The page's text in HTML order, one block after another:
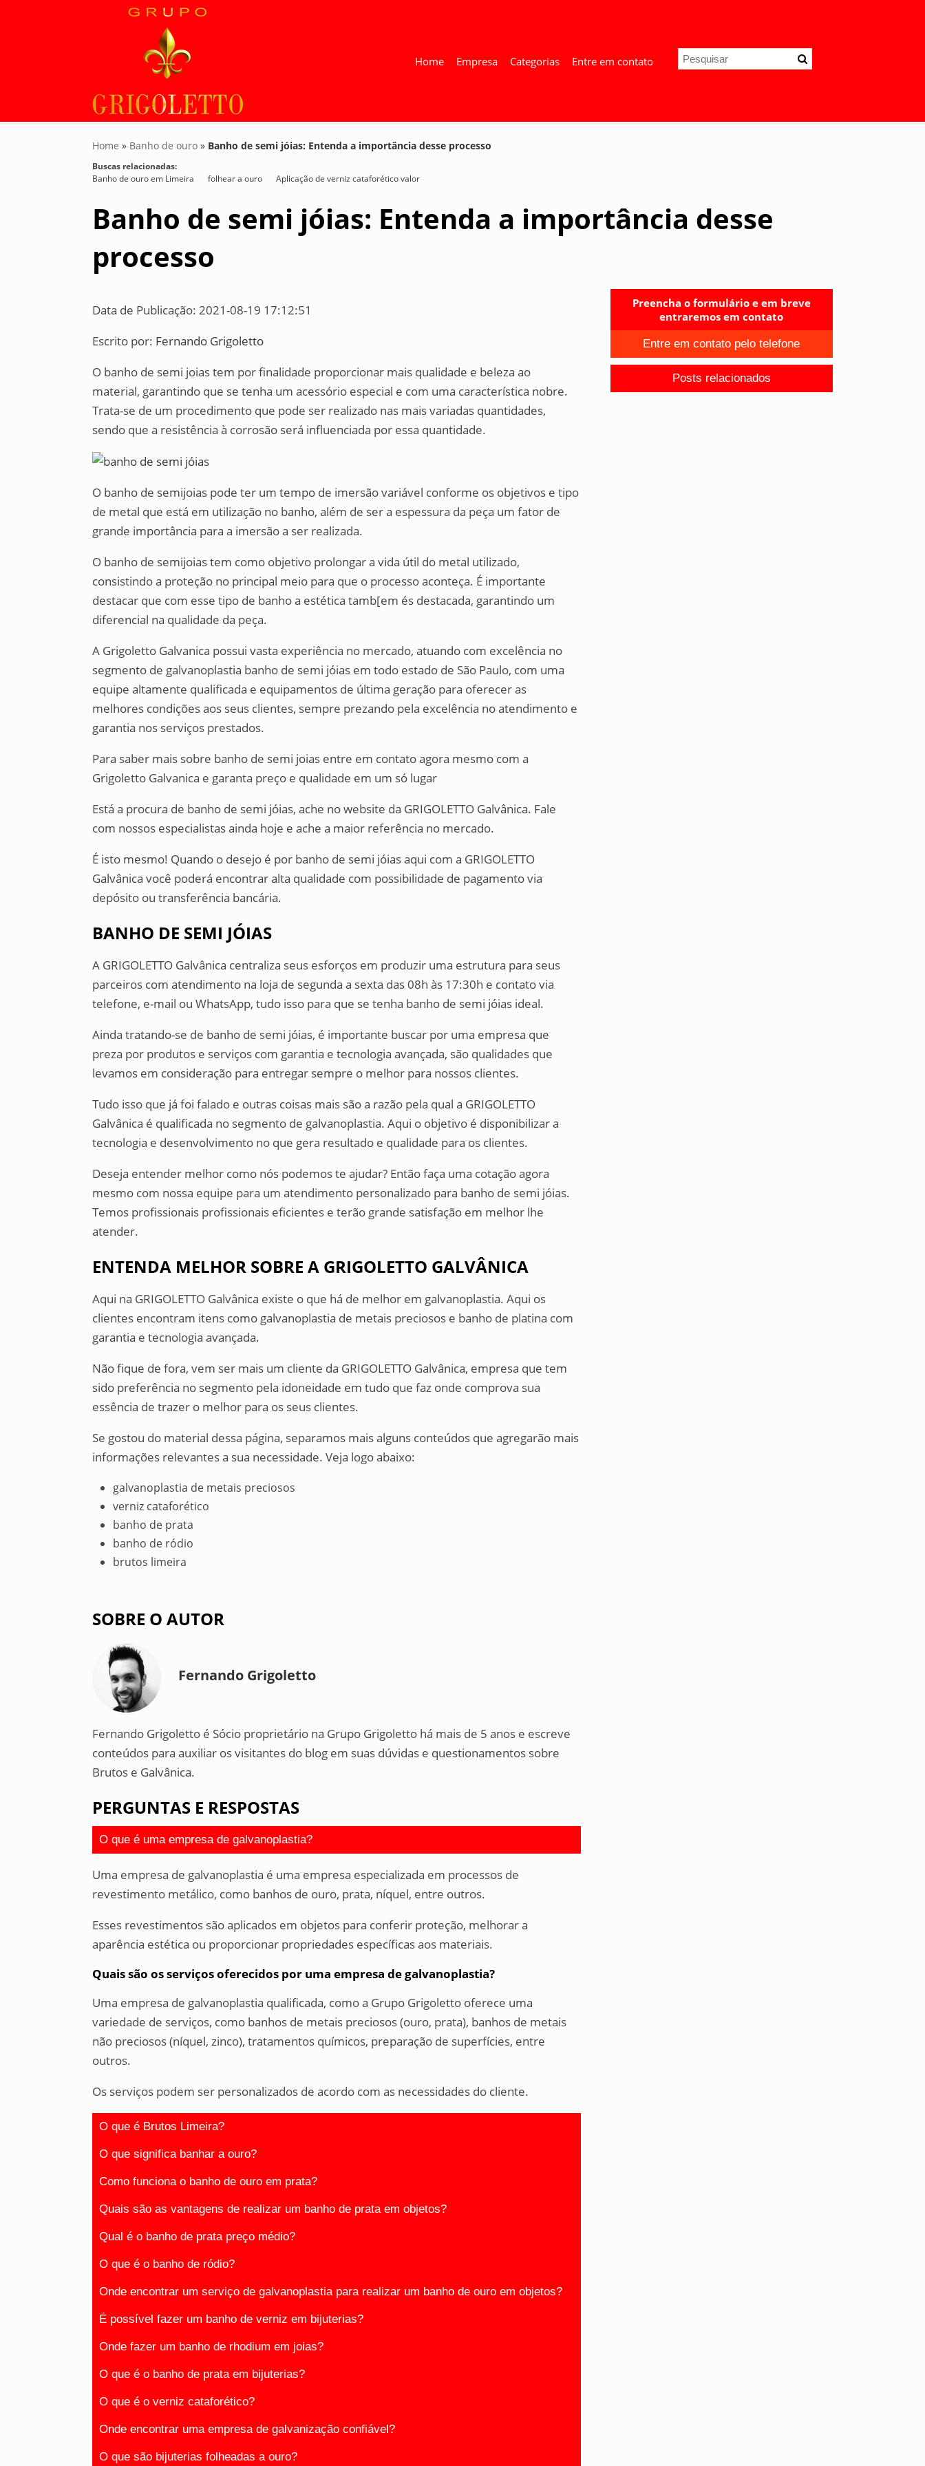
Home Empresa Categorias Entre em contato
Home » Banho de ouro » Banho de semi jóias: Entenda a importância desse processo
Buscas relacionadas:
Banho de ouro em Limeira
folhear a ouro Aplicação de verniz cataforético valor
Banho de semi jóias: Entenda a importância desse
processo
Data de Publicação: 2021-08-19 17:12:51
Escrito por: Fernando Grigoletto
O banho de semi joias tem por finalidade proporcionar mais qualidade e beleza ao
material, garantindo que se tenha um acessório especial e com uma característica nobre.
Trata-se de um procedimento que pode ser realizado nas mais variadas quantidades,
sendo que a resistência à corrosão será influenciada por essa quantidade.
O banho de semijoias pode ter um tempo de imersão variável conforme os objetivos e tipo
de metal que está em utilização no banho, além de ser a espessura da peça um fator de
grande importância para a imersão a ser realizada.
O banho de semijoias tem como objetivo prolongar a vida útil do metal utilizado,
consistindo a proteção no principal meio para que o processo aconteça. É importante
destacar que com esse tipo de banho a estética tamb[em és destacada, garantindo um
diferencial na qualidade da peça.
A Grigoletto Galvanica possui vasta experiência no mercado, atuando com excelência no
segmento de galvanoplastia banho de semi jóias em todo estado de São Paulo, com uma
equipe altamente qualificada e equipamentos de última geração para oferecer as
melhores condições aos seus clientes, sempre prezando pela excelência no atendimento e
garantia nos serviços prestados.
Para saber mais sobre banho de semi joias entre em contato agora mesmo com a
Grigoletto Galvanica e garanta preço e qualidade em um só lugar
Está a procura de banho de semi jóias, ache no website da GRIGOLETTO Galvânica. Fale
com nossos especialistas ainda hoje e ache a maior referência no mercado.
É isto mesmo! Quando o desejo é por banho de semi jóias aqui com a GRIGOLETTO
Galvânica você poderá encontrar alta qualidade com possibilidade de pagamento via
depósito ou transferência bancária.
BANHO DE SEMI JÓIAS
A GRIGOLETTO Galvânica centraliza seus esforços em produzir uma estrutura para seus
parceiros com atendimento na loja de segunda a sexta das 08h às 17:30h e contato via
telefone, e-mail ou WhatsApp, tudo isso para que se tenha banho de semi jóias ideal.
Ainda tratando-se de banho de semi jóias, é importante buscar por uma empresa que
preza por produtos e serviços com garantia e tecnologia avançada, são qualidades que
levamos em consideração para entregar sempre o melhor para nossos clientes.
Tudo isso que já foi falado e outras coisas mais são a razão pela qual a GRIGOLETTO
Galvânica é qualificada no segmento de galvanoplastia. Aqui o objetivo é disponibilizar a
tecnologia e desenvolvimento no que gera resultado e qualidade para os clientes.
Deseja entender melhor como nós podemos te ajudar? Então faça uma cotação agora
mesmo com nossa equipe para um atendimento personalizado para banho de semi jóias.
Temos profissionais profissionais eficientes e terão grande satisfação em melhor lhe
atender.
ENTENDA MELHOR SOBRE A GRIGOLETTO GALVÂNICA
Aqui na GRIGOLETTO Galvânica existe o que há de melhor em galvanoplastia. Aqui os
clientes encontram itens como galvanoplastia de metais preciosos e banho de platina com
garantia e tecnologia avançada.
Não fique de fora, vem ser mais um cliente da GRIGOLETTO Galvânica, empresa que tem
sido preferência no segmento pela idoneidade em tudo que faz onde comprova sua
essência de trazer o melhor para os seus clientes.
Se gostou do material dessa página, separamos mais alguns conteúdos que agregarão mais
informações relevantes a sua necessidade. Veja logo abaixo:
galvanoplastia de metais preciosos
verniz cataforético
banho de prata
banho de ródio
brutos limeira
SOBRE O AUTOR
Fernando Grigoletto
Fernando Grigoletto é Sócio proprietário na Grupo Grigoletto há mais de 5 anos e escreve
conteúdos para auxiliar os visitantes do blog em suas dúvidas e questionamentos sobre
Brutos e Galvânica.
PERGUNTAS E RESPOSTAS
O que é uma empresa de galvanoplastia?
Uma empresa de galvanoplastia é uma empresa especializada em processos de
revestimento metálico, como banhos de ouro, prata, níquel, entre outros.
Esses revestimentos são aplicados em objetos para conferir proteção, melhorar a
aparência estética ou proporcionar propriedades específicas aos materiais.
Quais são os serviços oferecidos por uma empresa de galvanoplastia?
Uma empresa de galvanoplastia qualificada, como a Grupo Grigoletto oferece uma
variedade de serviços, como banhos de metais preciosos (ouro, prata), banhos de metais
não preciosos (níquel, zinco), tratamentos químicos, preparação de superfícies, entre
outros.
Os serviços podem ser personalizados de acordo com as necessidades do cliente.
O que é Brutos Limeira?
O que significa banhar a ouro?
Como funciona o banho de ouro em prata?
Quais são as vantagens de realizar um banho de prata em objetos?
Qual é o banho de prata preço médio?
O que é o banho de ródio?
Onde encontrar um serviço de galvanoplastia para realizar um banho de ouro em objetos?
É possível fazer um banho de verniz em bijuterias?
Onde fazer um banho de rhodium em joias?
O que é o banho de prata em bijuterias?
O que é o verniz cataforético?
Onde encontrar uma empresa de galvanização confiável?
O que são bijuterias folheadas a ouro?
Preencha o formulário e em breve
entraremos em contato
Entre em contato pelo telefone
Posts relacionados